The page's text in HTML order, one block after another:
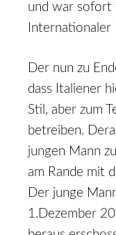
und war sofort
Internationaler
Der nun zu
dass Italiener
Stil, aber zum
betreiben.
jungen Mann
am Rande mit
Der junge
1.Dezember